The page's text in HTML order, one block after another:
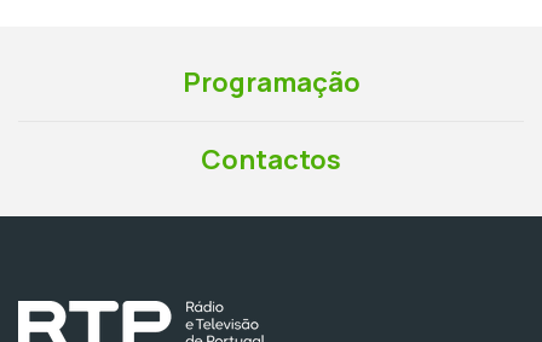
Programação
Contactos